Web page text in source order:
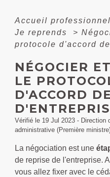
Accueil
Je reprends
>
protocole d'accord
NÉGOCIER
LE
D'ACCORD
Vérifié le 19 Jul 2023 - Direction
administrative (Première
La négociation est une
de reprise de l'entreprise.
vous allez fixer avec le